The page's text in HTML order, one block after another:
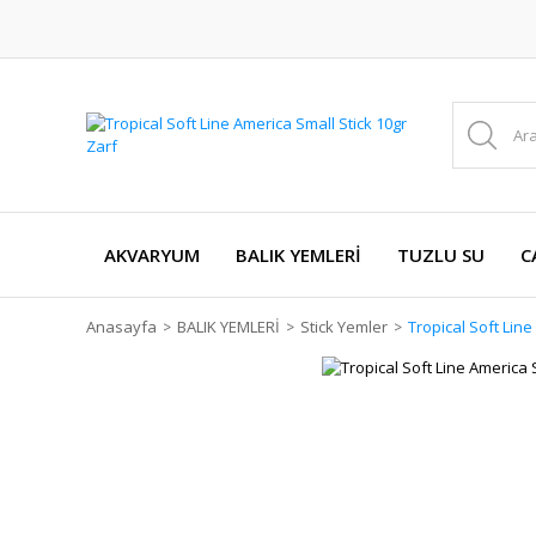
AKVARYUM BALIK YEMLERİ TUZLU SU
Anasayfa BALIK YEMLERİ Stick Yemler Tropical Soft